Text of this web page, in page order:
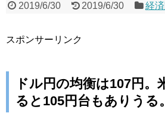
2019/6/30 2019/6/30 経
スポンサーリンク
ドル円の均衡は107円。
ると105円台もありうる。